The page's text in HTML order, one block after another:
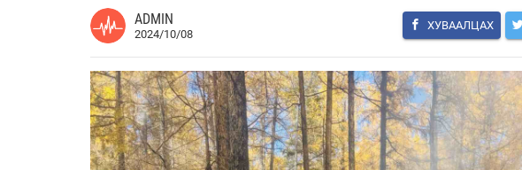
ADMIN
2024/10/08
ХУВААЛЦАХ